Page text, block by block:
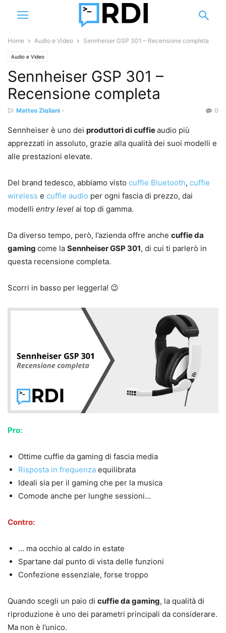
Home Audio e Video Sennheiser GSP 301 – Recensione completa
Audio e Video
Sennheiser GSP 301 –
Recensione completa
Di Matteo Zigliani - 0
Sennheiser è uno dei produttori di cuffieaudio più
apprezzati in assoluto, grazie alla qualità dei suoi modelli e
alle prestazioni elevate.
Del brand tedesco, abbiamo visto cuffie Bluetooth, cuffie
wireless e cuffie audio per ogni fascia di prezzo, dai
modelli entry level ai top di gamma.
Da diverso tempo, però, l’azienda offre anche cuffie da
gaming come la Sennheiser GSP 301, di cui ti parlerò in
questa recensione completa.
Scorri in basso per leggerla! 😉
Pro:
Ottime cuffie da gaming di fascia media
Risposta in frequenza equilibrata
Ideali sia per il gaming che per la musica
Comode anche per lunghe sessioni…
Contro:
… ma occhio al caldo in estate
Spartane dal punto di vista delle funzioni
Confezione essenziale, forse troppo
Quando scegli un paio di cuffie da gaming, la qualità di
riproduzione è uno dei parametri principali da considerare.
Ma non è l’unico.